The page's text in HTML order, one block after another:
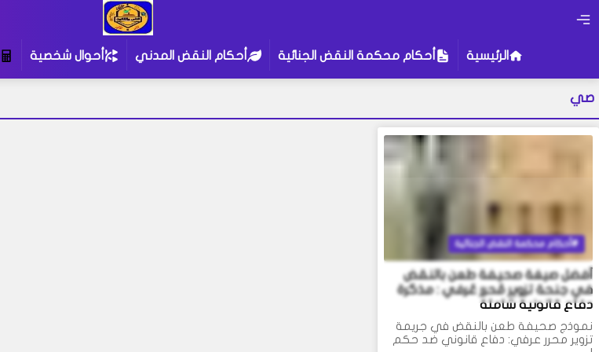
الرئيسية أحكام محكمة النقض الجنائية أحكام النقض المدني أحوال شخصية
صي
أحكام محكمة النقض الجنائية
أفضل صيغة صحيفة طعن بالنقض
في جنحة تزوير مُحرر عُرفي : مذكرة
دفاع قانونية شاملة
نموذج صحيفة طعن بالنقض في جريمة
تزوير محرر عرفي: دفاع قانوني ضد حكم